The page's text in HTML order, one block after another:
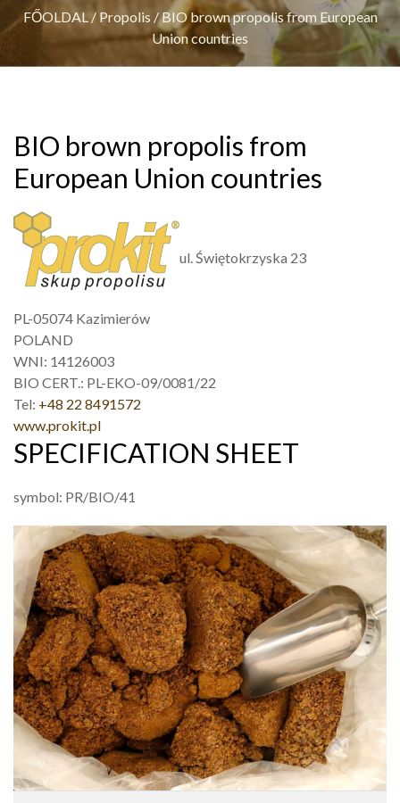
FŐOLDAL / Propolis /BIO brown propolis from European
Union countries
BIO brown propolis from
European Union countries
ul. Świętokrzyska 23
PL-05074 Kazimierów
POLAND
WNI: 14126003
BIO CERT.: PL-EKO-09/0081/22
Tel: +48 22 8491572
www.prokit.pl
SPECIFICATION SHEET
symbol: PR/BIO/41